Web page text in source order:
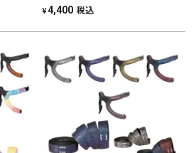
¥4,400 税込